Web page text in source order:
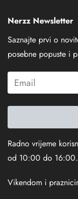
Nerzz Newsletter
Saznajte prvi o
posebne popuste i
Radno vrijeme
od 10:00 do 16:00.
Vikendom i